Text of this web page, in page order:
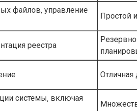
файлов, управление
Простой
реестра
Отличная
системы, включая